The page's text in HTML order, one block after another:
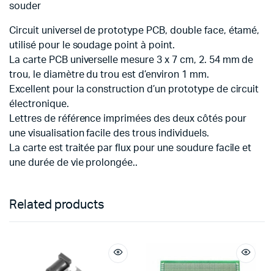
souder
Circuit universel de prototype PCB, double face, étamé,
utilisé pour le soudage point à point.
La carte PCB universelle mesure 3 x 7 cm, 2. 54 mm de
trou, le diamètre du trou est d’environ 1 mm.
Excellent pour la construction d’un prototype de circuit
électronique.
Lettres de référence imprimées des deux côtés pour
une visualisation facile des trous individuels.
La carte est traitée par flux pour une soudure facile et
une durée de vie prolongée..
Related products